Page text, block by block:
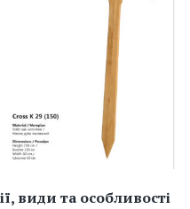
види та особливості